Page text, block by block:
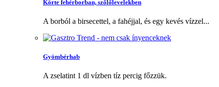
Körte fehérborban, szőlőlevelekben
A borból a birsecettel, a fahéjjal, és egy kevés vízzel...
Gyömbérhab
A zselatint 1 dl vízben tíz percig főzzük.